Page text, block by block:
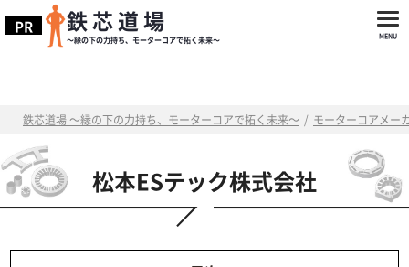
鉄芯道場
～縁の下の力持ち、モーターコアで拓く未来～
鉄芯道場 ～縁の下の力持ち、モーターコアで拓く未来～ / モーターコアメー
松本ESテック株式会社